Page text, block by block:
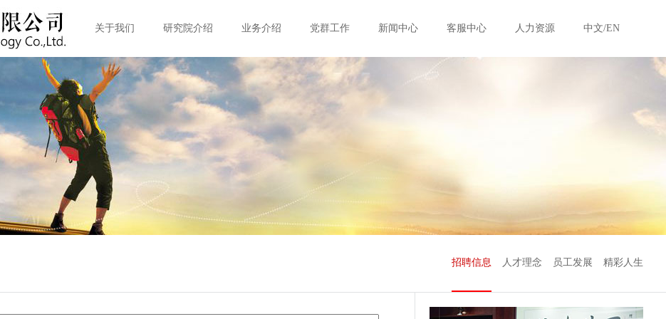
关于我们 研究院介绍 业务介绍 党群工作 新闻中心 客服中心 人力资源 中文/EN
招聘信息 人才理念 员工发展 精彩人生